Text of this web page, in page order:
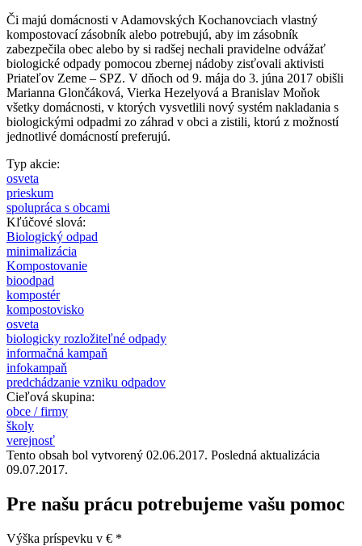
Či majú domácnosti v Adamovských Kochanovciach vlastný
kompostovací zásobník alebo potrebujú, aby im zásobník
zabezpečila obec alebo by si radšej nechali pravidelne odvážať
biologické odpady pomocou zbernej nádoby zisťovali aktivisti
Priateľov Zeme – SPZ. V dňoch od 9. mája do 3. júna 2017 obišli
Marianna Glončáková, Vierka Hezelyová a Branislav Moňok
všetky domácnosti, v ktorých vysvetlili nový systém nakladania s
biologickými odpadmi zo záhrad v obci a zistili, ktorú z možností
jednotlivé domácností preferujú.
Typ akcie:
osveta
prieskum
spolupráca s obcami
Kľúčové slová:
Biologický odpad
minimalizácia
Kompostovanie
bioodpad
kompostér
kompostovisko
osveta
biologicky rozložiteľné odpady
informačná kampaň
infokampaň
predchádzanie vzniku odpadov
Cieľová skupina:
obce / firmy
školy
verejnosť
Tento obsah bol vytvorený 02.06.2017. Posledná aktualizácia
09.07.2017.
Pre našu prácu potrebujeme vašu pomoc
Výška príspevku v € *